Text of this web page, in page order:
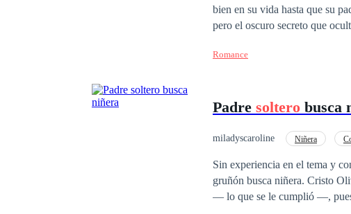
bien en su vida hasta que su
pero el oscuro secreto que
destino los une de forma
Romance
Padre soltero busca
miladyscaroline Niñera
Sin experiencia en el tema y
gruñón busca niñera. Cristo Oliveira no solo ha perdido a la mujer que juró amar incluso después de la muerte
— lo que se le cumplió —, pues la condenada se la había arrebatado una noche de aniversario en un terrible